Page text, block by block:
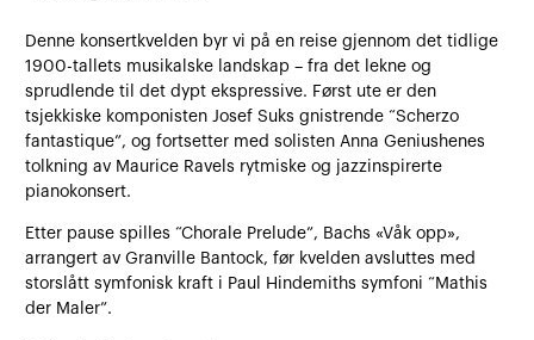
Denne konsertkvelden byr vi på en reise gjennom det tidlige
1900-tallets musikalske landskap – fra det lekne og
sprudlende til det dypt ekspressive. Først ute er den
tsjekkiske komponisten Josef Suks gnistrende “Scherzo
fantastique”, og fortsetter med solisten Anna Geniushenes
tolkning av Maurice Ravels rytmiske og jazzinspirerte
pianokonsert.
Etter pause spilles “Chorale Prelude”, Bachs «Våk opp»,
arrangert av Granville Bantock, før kvelden avsluttes med
storslått symfonisk kraft i Paul Hindemiths symfoni “Mathis
der Maler”.